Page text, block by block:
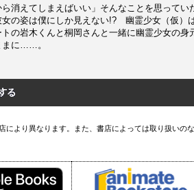
ら消えてしまえばいい」そんなことを思って
の姿は僕にしか見えない!? 幽霊少女（仮）
の岩木くんと桐岡さんと一緒に幽霊少女の
まに……。
により異なります。また、書店によっては取り扱いの